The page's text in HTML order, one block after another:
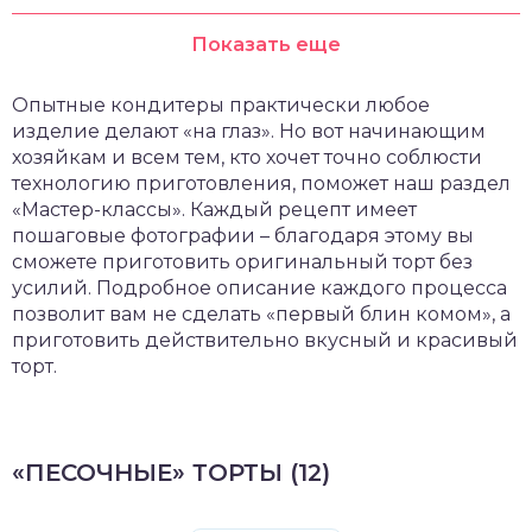
Показать еще
Опытные кондитеры практически любое
изделие делают «на глаз». Но вот начинающим
хозяйкам и всем тем, кто хочет точно соблюсти
технологию приготовления, поможет наш раздел
«Мастер-классы». Каждый рецепт имеет
пошаговые фотографии – благодаря этому вы
сможете приготовить оригинальный торт без
усилий. Подробное описание каждого процесса
позволит вам не сделать «первый блин комом», а
приготовить действительно вкусный и красивый
торт.
«ПЕСОЧНЫЕ» ТОРТЫ (12)